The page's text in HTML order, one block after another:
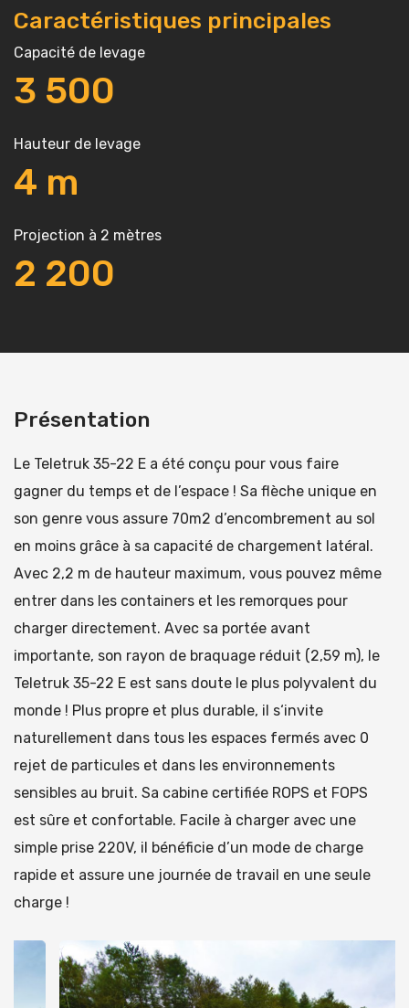
Caractéristiques principales
Capacité de levage
3 500
Hauteur de levage
4 m
Projection à 2 mètres
2 200
Présentation
Le Teletruk 35-22 E a été conçu pour vous faire
gagner du temps et de l’espace ! Sa flèche unique en
son genre vous assure 70m2 d’encombrement au sol
en moins grâce à sa capacité de chargement latéral.
Avec 2,2 m de hauteur maximum, vous pouvez même
entrer dans les containers et les remorques pour
charger directement. Avec sa portée avant
importante, son rayon de braquage réduit (2,59 m), le
Teletruk 35-22 E est sans doute le plus polyvalent du
monde ! Plus propre et plus durable, il s‘invite
naturellement dans tous les espaces fermés avec 0
rejet de particules et dans les environnements
sensibles au bruit. Sa cabine certifiée ROPS et FOPS
est sûre et confortable. Facile à charger avec une
simple prise 220V, il bénéficie d’un mode de charge
rapide et assure une journée de travail en une seule
charge !